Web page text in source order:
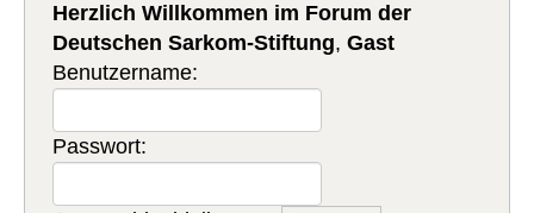
Herzlich Willkommen im Forum der
Deutschen Sarkom-Stiftung,Gast
Benutzername:
Passwort: